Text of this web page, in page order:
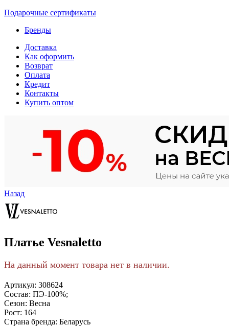
Подарочные сертификаты
Бренды
Доставка
Как оформить
Возврат
Оплата
Кредит
Контакты
Купить оптом
Назад
Платье Vesnaletto
На данный момент товара нет в наличии.
Артикул: 308624
Состав: ПЭ-100%;
Сезон: Весна
Рост: 164
Страна бренда: Беларусь